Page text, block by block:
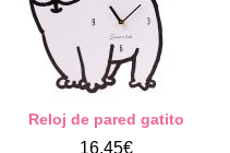
Reloj de pared gatito
16,45€